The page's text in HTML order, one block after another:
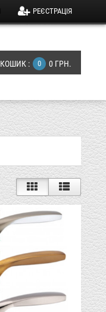
КОШИК : 0 0 ГРН.
РЕЄСТРАЦІЯ